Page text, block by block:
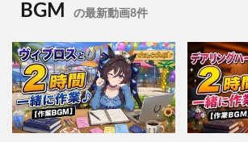
BGM の最新動画8件